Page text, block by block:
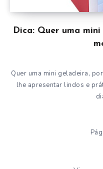
Dica: Quer uma
Quer uma mini geladeira,
lhe apresentar lindos e